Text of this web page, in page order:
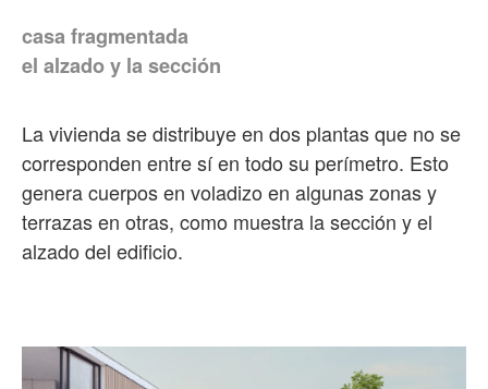
casa fragmentada
el alzado y la sección
La vivienda se distribuye en dos plantas que no se
corresponden entre sí en todo su perímetro. Esto
genera cuerpos en voladizo en algunas zonas y
terrazas en otras, como muestra la sección y el
alzado del edificio.